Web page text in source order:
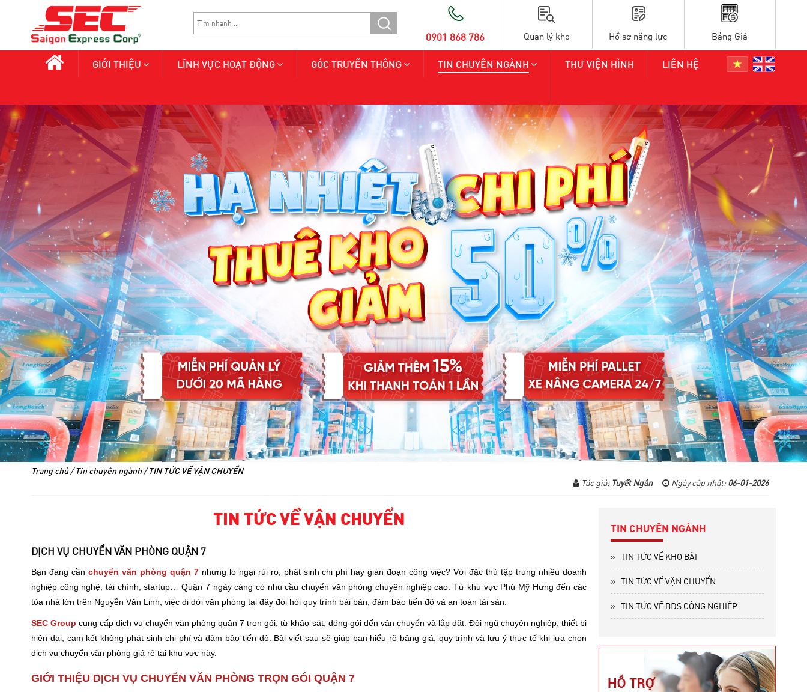
Bảng Giá
Hồ sơ năng lực
Quản lý kho
0901 868 786
GIỚI THIỆU LĨNH VỰC HOẠT ĐỘNG GÓC TRUYỀN THÔNG TIN CHUYÊN NGÀNH THƯ VIỆN HÌNH LIÊN HỆ
Trang chủ/Tin chuyên ngành/TIN TỨC VỀ VẬN CHUYỂN
Tác giả: Tuyết Ngân Ngày cập nhật:06-01-2026
TIN TỨC VỀ VẬN CHUYỂN
DỊCH VỤ CHUYỂN VĂN PHÒNG QUẬN 7
Bạn đang cần chuyển văn phòng quận 7nhưng lo ngại rủi ro, phát sinh chi phí hay gián đoạn công việc? Với đặc thù tập trung nhiều doanh
nghiệp công nghệ, tài chính, startup… Quận 7 ngày càng có nhu cầu chuyển văn phòng chuyên nghiệp cao. Từ khu vực Phú Mỹ Hưng đến các
tòa nhà lớn trên Nguyễn Văn Linh, việc di dời văn phòng tại đây đòi hỏi quy trình bài bản, đảm bảo tiến độ và an toàn tài sản.
SEC Group cung cấp dịch vụ chuyển văn phòng quận 7 trọn gói, từ khảo sát, đóng gói đến vận chuyển và lắp đặt. Đội ngũ chuyên nghiệp, thiết bị
hiện đại, cam kết không phát sinh chi phí và đảm bảo tiến độ. Bài viết sau sẽ giúp bạn hiểu rõ bảng giá, quy trình và lưu ý thực tế khi lựa chọn
dịch vụ chuyển văn phòng giá rẻ tại khu vực này.
GIỚI THIỆU DỊCH VỤ CHUYỂN VĂN PHÒNG TRỌN GÓI QUẬN 7
TIN CHUYÊN NGÀNH
» TIN TỨC VỀ KHO BÃI
» TIN TỨC VỀ VẬN CHUYỂN
» TIN TỨC VỀ BĐS CÔNG NGHIỆP